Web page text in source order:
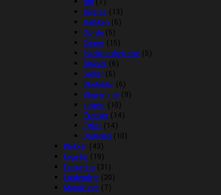
Diverse (13)
Dækken (6)
Gjorde (5)
Grimer (15)
Insektbeskyttelse (5)
Klokker (6)
Sadler (5)
Stigbøjler (6)
Stigremme (9)
strigler (10)
Trenser (14)
Tøjler (14)
Underlag (10)
Klokker (43)
Legetøj (19)
Longering (31)
Læderpleje (20)
Mundkurve (7)